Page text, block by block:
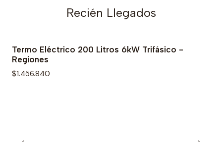
Recién Llegados
Termo Eléctrico 200 Litros 6kW Trifásico -
Regiones
$1.456.840